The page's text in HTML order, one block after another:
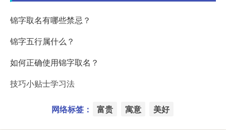
锦字取名有哪些禁忌？
锦字五行属什么？
如何正确使用锦字取名？
技巧小贴士学习法
网络标签： 富贵 寓意 美好